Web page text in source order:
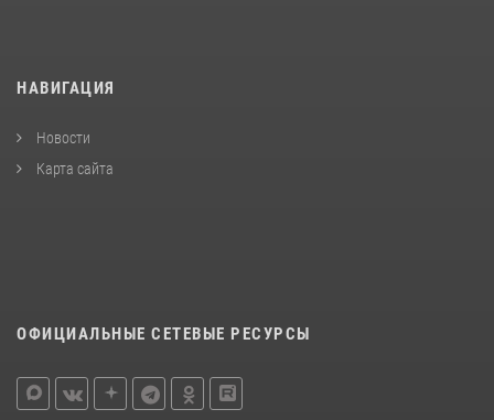
НАВИГАЦИЯ
Новости
Карта сайта
ОФИЦИАЛЬНЫЕ СЕТЕВЫЕ РЕСУРСЫ